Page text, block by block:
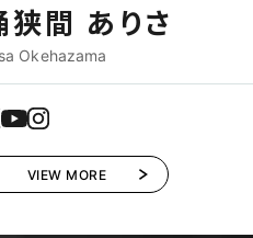
狭間 ありさ
Okehazama
VIEW MORE